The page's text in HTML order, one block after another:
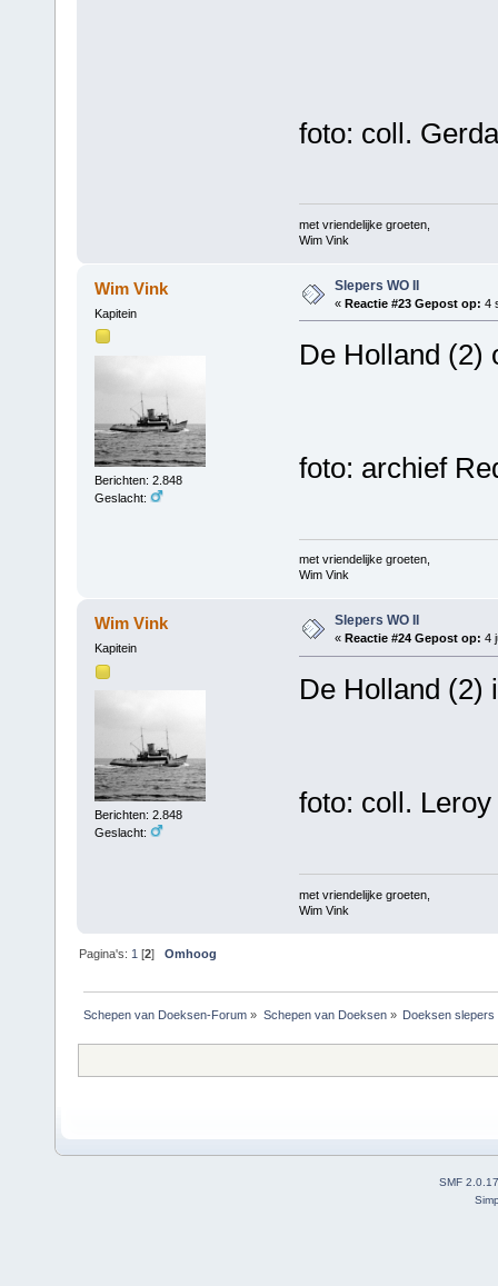
foto: coll.
met vriendelijke groeten,
Wim Vink
Wim Vink
Kapitein
Berichten: 2.848
Geslacht:
Slepers WO II
« Reactie #23 Gepost op: 4
De Holland (2)
foto: archief
met vriendelijke groeten,
Wim Vink
Wim Vink
Kapitein
Berichten: 2.848
Geslacht:
Slepers WO II
« Reactie #24 Gepost op: 4
De Holland (2)
foto: coll.
met vriendelijke groeten,
Wim Vink
Pagina's: 1 [2]Omhoog
Schepen van Doeksen-Forum » Schepen van Doeksen» Doeksen slepers
SMF 2.0.17